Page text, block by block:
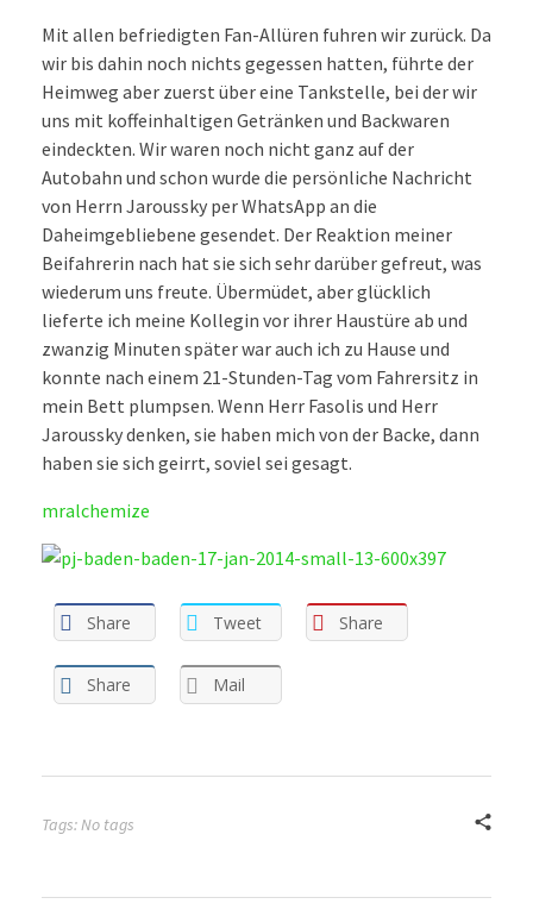
Mit allen befriedigten Fan-Allüren fuhren wir zurück. Da
wir bis dahin noch nichts gegessen hatten, führte der
Heimweg aber zuerst über eine Tankstelle, bei der wir
uns mit koffeinhaltigen Getränken und Backwaren
eindeckten. Wir waren noch nicht ganz auf der
Autobahn und schon wurde die persönliche Nachricht
von Herrn Jaroussky per WhatsApp an die
Daheimgebliebene gesendet. Der Reaktion meiner
Beifahrerin nach hat sie sich sehr darüber gefreut, was
wiederum uns freute. Übermüdet, aber glücklich
lieferte ich meine Kollegin vor ihrer Haustüre ab und
zwanzig Minuten später war auch ich zu Hause und
konnte nach einem 21-Stunden-Tag vom Fahrersitz in
mein Bett plumpsen. Wenn Herr Fasolis und Herr
Jaroussky denken, sie haben mich von der Backe, dann
haben sie sich geirrt, soviel sei gesagt.
mralchemize
Share Tweet Share
Share Mail
Tags: No tags